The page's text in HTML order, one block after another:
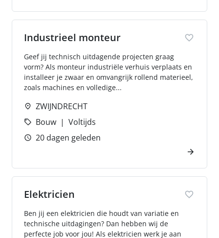
Industrieel monteur
Geef jij technisch uitdagende projecten graag
vorm? Als monteur industriële verhuis verplaats en
installeer je zwaar en omvangrijk rollend materieel,
zoals machines en volledige...
ZWIJNDRECHT
Bouw
Voltijds
20 dagen geleden
Elektricien
Ben jij een elektricien die houdt van variatie en
technische uitdagingen? Dan hebben wij de
perfecte job voor jou! Als elektricien werk je aan